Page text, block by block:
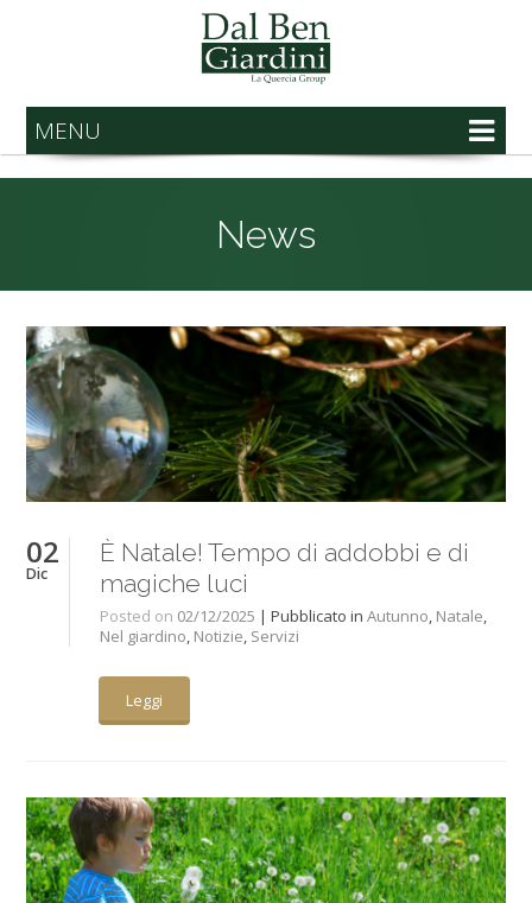
MENU
News
02
Dic
È Natale! Tempo di addobbi e di
magiche luci
Posted on 02/12/2025 | Pubblicato inAutunno, Natale,
Nel giardino, Notizie, Servizi
Leggi